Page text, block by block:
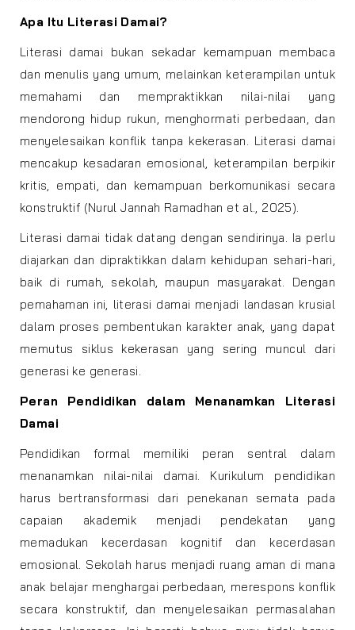
Apa Itu Literasi Damai?
Literasi damai bukan sekadar kemampuan membaca
dan menulis yang umum, melainkan keterampilan untuk
memahami dan mempraktikkan nilai-nilai yang
mendorong hidup rukun, menghormati perbedaan, dan
menyelesaikan konflik tanpa kekerasan. Literasi damai
mencakup kesadaran emosional, keterampilan berpikir
kritis, empati, dan kemampuan berkomunikasi secara
konstruktif (Nurul Jannah Ramadhan et al., 2025).
Literasi damai tidak datang dengan sendirinya. Ia perlu
diajarkan dan dipraktikkan dalam kehidupan sehari-hari,
baik di rumah, sekolah, maupun masyarakat. Dengan
pemahaman ini, literasi damai menjadi landasan krusial
dalam proses pembentukan karakter anak, yang dapat
memutus siklus kekerasan yang sering muncul dari
generasi ke generasi.
Peran Pendidikan dalam Menanamkan Literasi
Damai
Pendidikan formal memiliki peran sentral dalam
menanamkan nilai-nilai damai. Kurikulum pendidikan
harus bertransformasi dari penekanan semata pada
capaian akademik menjadi pendekatan yang
memadukan kecerdasan kognitif dan kecerdasan
emosional. Sekolah harus menjadi ruang aman di mana
anak belajar menghargai perbedaan, merespons konflik
secara konstruktif, dan menyelesaikan permasalahan